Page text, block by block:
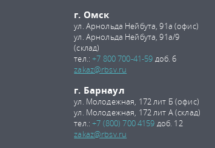
г. Омск
ул. Арнольда Нейбута, 91а (офис)
ул. Арнольда Нейбута, 91а/9
(склад)
тел.:+7 800 700-41-59 доб. 6
zakaz@rbsv.ru
г. Барнаул
ул. Молодежная, 172 лит Б (офис)
ул. Молодежная, 172 лит А (склад)
тел.:+7 (800) 700 4159 доб. 12
zakaz@rbsv.ru